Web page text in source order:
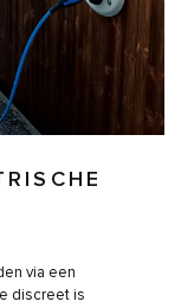
via een
discreet is